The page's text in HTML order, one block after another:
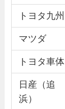
トヨタ九州
マツダ
トヨタ車体
日産（追
浜）